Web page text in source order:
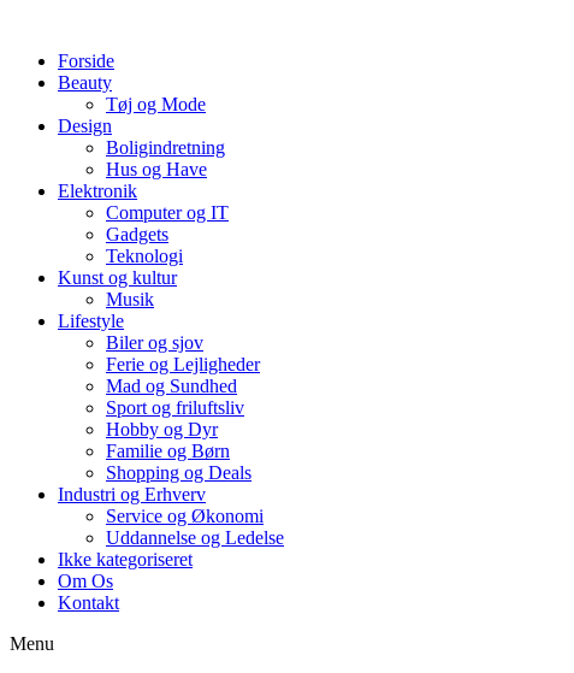
indholdForside
Beauty
Tøj og Mode
Design
Boligindretning
Hus og Have
Elektronik
Computer og IT
Gadgets
Teknologi
Kunst og kultur
Musik
Lifestyle
Biler og sjov
Ferie og Lejligheder
Mad og Sundhed
Sport og friluftsliv
Hobby og Dyr
Familie og Børn
Shopping og Deals
Industri og Erhverv
Service og Økonomi
Uddannelse og Ledelse
Ikke kategoriseret
Om Os
Kontakt
Menu